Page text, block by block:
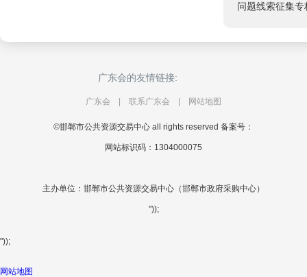
问题线索征集专
广东会的友情链接:
广东会 联系广东会 网站地图
©邯郸市公共资源交易中心 all rights reserved 备案号：
网站标识码：1304000075
主办单位：邯郸市公共资源交易中心（邯郸市政府采购中心）
"));
"));
网站地图